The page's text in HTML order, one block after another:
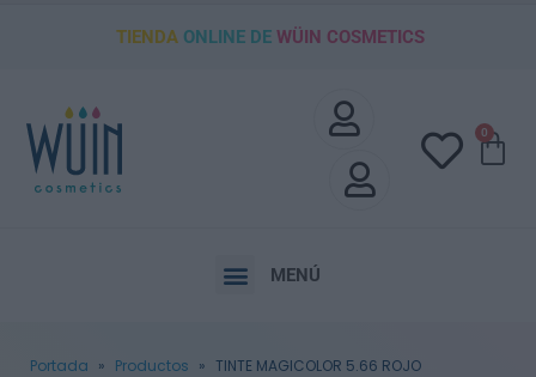
TIENDAONLINE DE WÜIN COSMETICS
0
MENÚ
Portada » Productos » TINTE MAGICOLOR 5.66 ROJO